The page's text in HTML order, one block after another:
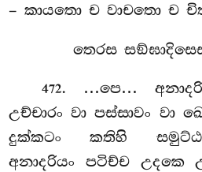
– කායතො ච වාචතො ච
තෙරස
472. …පෙ…
උච්චාරං වා පස්සාවං වා
දුක්කටං කතිහි
අනාදරියං පටිච්ච උදකෙ